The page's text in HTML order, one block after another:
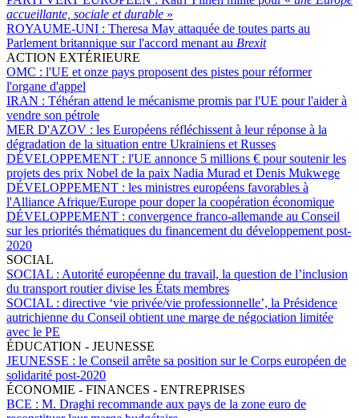
accueillante, sociale et durable »
ROYAUME-UNI : Theresa May attaquée de toutes parts au
Parlement britannique sur l'accord menant au Brexit
ACTION EXTÉRIEURE
OMC : l'UE et onze pays proposent des pistes pour réformer
l'organe d'appel
IRAN : Téhéran attend le mécanisme promis par l'UE pour l'aider à
vendre son pétrole
MER D'AZOV : les Européens réfléchissent à leur réponse à la
dégradation de la situation entre Ukrainiens et Russes
DÉVELOPPEMENT : l'UE annonce 5 millions € pour soutenir les
projets des prix Nobel de la paix Nadia Murad et Denis Mukwege
DÉVELOPPEMENT : les ministres européens favorables à
l'Alliance Afrique/Europe pour doper la coopération économique
DÉVELOPPEMENT : convergence franco-allemande au Conseil
sur les priorités thématiques du financement du développement post-
2020
SOCIAL
SOCIAL : Autorité européenne du travail, la question de l’inclusion
du transport routier divise les États membres
SOCIAL : directive ‘vie privée/vie professionnelle’, la Présidence
autrichienne du Conseil obtient une marge de négociation limitée
avec le PE
ÉDUCATION - JEUNESSE
JEUNESSE : le Conseil arrête sa position sur le Corps européen de
solidarité post-2020
ÉCONOMIE - FINANCES - ENTREPRISES
BCE : M. Draghi recommande aux pays de la zone euro de